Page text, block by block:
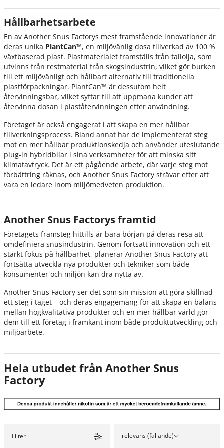
Hållbarhetsarbete
En av Another Snus Factorys mest framstående innovationer är
deras unika PlantCan™, en miljövänlig dosa tillverkad av 100 %
växtbaserad plast. Plastmaterialet framställs från tallolja, som
utvinns från restmaterial från skogsindustrin, vilket gör burken
till ett miljövänligt och hållbart alternativ till traditionella
plastförpackningar. PlantCan™ är dessutom helt
återvinningsbar, vilket syftar till att uppmana kunder att
återvinna dosan i plaståtervinningen efter användning.
Företaget är också engagerat i att skapa en mer hållbar
tillverkningsprocess. Bland annat har de implementerat steg
mot en mer hållbar produktionskedja och använder uteslutande
plug-in hybridbilar i sina verksamheter för att minska sitt
klimatavtryck. Det är ett pågående arbete, där varje steg mot
förbättring räknas, och Another Snus Factory strävar efter att
vara en ledare inom miljömedveten produktion.
Another Snus Factorys framtid
Företagets framsteg hittills är bara början på deras resa att
omdefiniera snusindustrin. Genom fortsatt innovation och ett
starkt fokus på hållbarhet, planerar Another Snus Factory att
fortsätta utveckla nya produkter och tekniker som både
konsumenter och miljön kan dra nytta av.
Another Snus Factory ser det som sin mission att göra skillnad –
ett steg i taget – och deras engagemang för att skapa en balans
mellan högkvalitativa produkter och en mer hållbar värld gör
dem till ett företag i framkant inom både produktutveckling och
miljöarbete.
Hela utbudet från Another Snus
Factory
Filter relevans (fallande)